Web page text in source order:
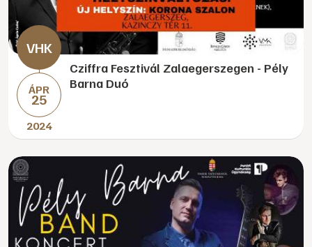
ÁPR
25
2024
Cziffra Fesztivál Zalaegerszegen - Pély
Barna Duó